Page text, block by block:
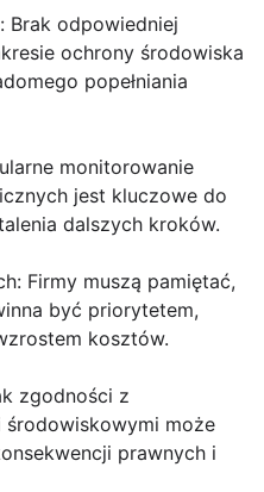
Brak odpowiedniej
ochrony środowiska
popełniania
monitorowanie
jest kluczowe do
dalszych kroków.
Firmy muszą pamiętać,
być priorytetem,
kosztów.
zgodności z
może
prawnych i